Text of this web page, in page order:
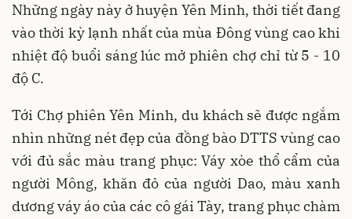
Những ngày này ở huyện Yên Minh, thời tiết đang
vào thời kỳ lạnh nhất của mùa Đông vùng cao khi
nhiệt độ buổi sáng lúc mở phiên chợ chỉ từ 5 - 10
độ C.
Tới Chợ phiên Yên Minh, du khách sẽ được ngắm
nhìn những nét đẹp của đồng bào DTTS vùng cao
với đủ sắc màu trang phục: Váy xòe thổ cẩm của
người Mông, khăn đỏ của người Dao, màu xanh
dương váy áo của các cô gái Tày, trang phục chàm